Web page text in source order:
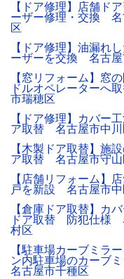
【ドア修理】店舗ド
ーザー修理・交換 名
区
【ドア修理】油漏れ
ーザーを交換 名古屋
【窓リフォーム】窓
ドルオペレーターへ
市瑞穂区
【ドア修理】カバー
ア取替 名古屋市中川
【木製ドア取替】施
ア取替 名古屋市守山
【店舗リフォーム】店
戸を新設 名古屋市中
【倉庫ドア取替】カ
ドア取替 防犯仕様
村区
【駐車場カーブミラ
ン内駐車場のカーブ
名古屋市千種区